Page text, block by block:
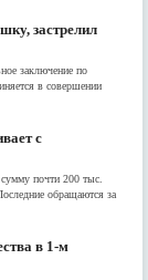
застрелил
заключение по
в совершении
с
почти 200 тыс.
обращаются за
в 1-м